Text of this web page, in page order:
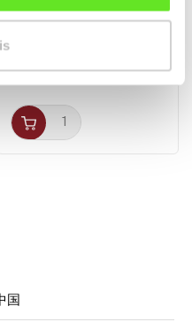
国
Japansk Tofu Fast 307g